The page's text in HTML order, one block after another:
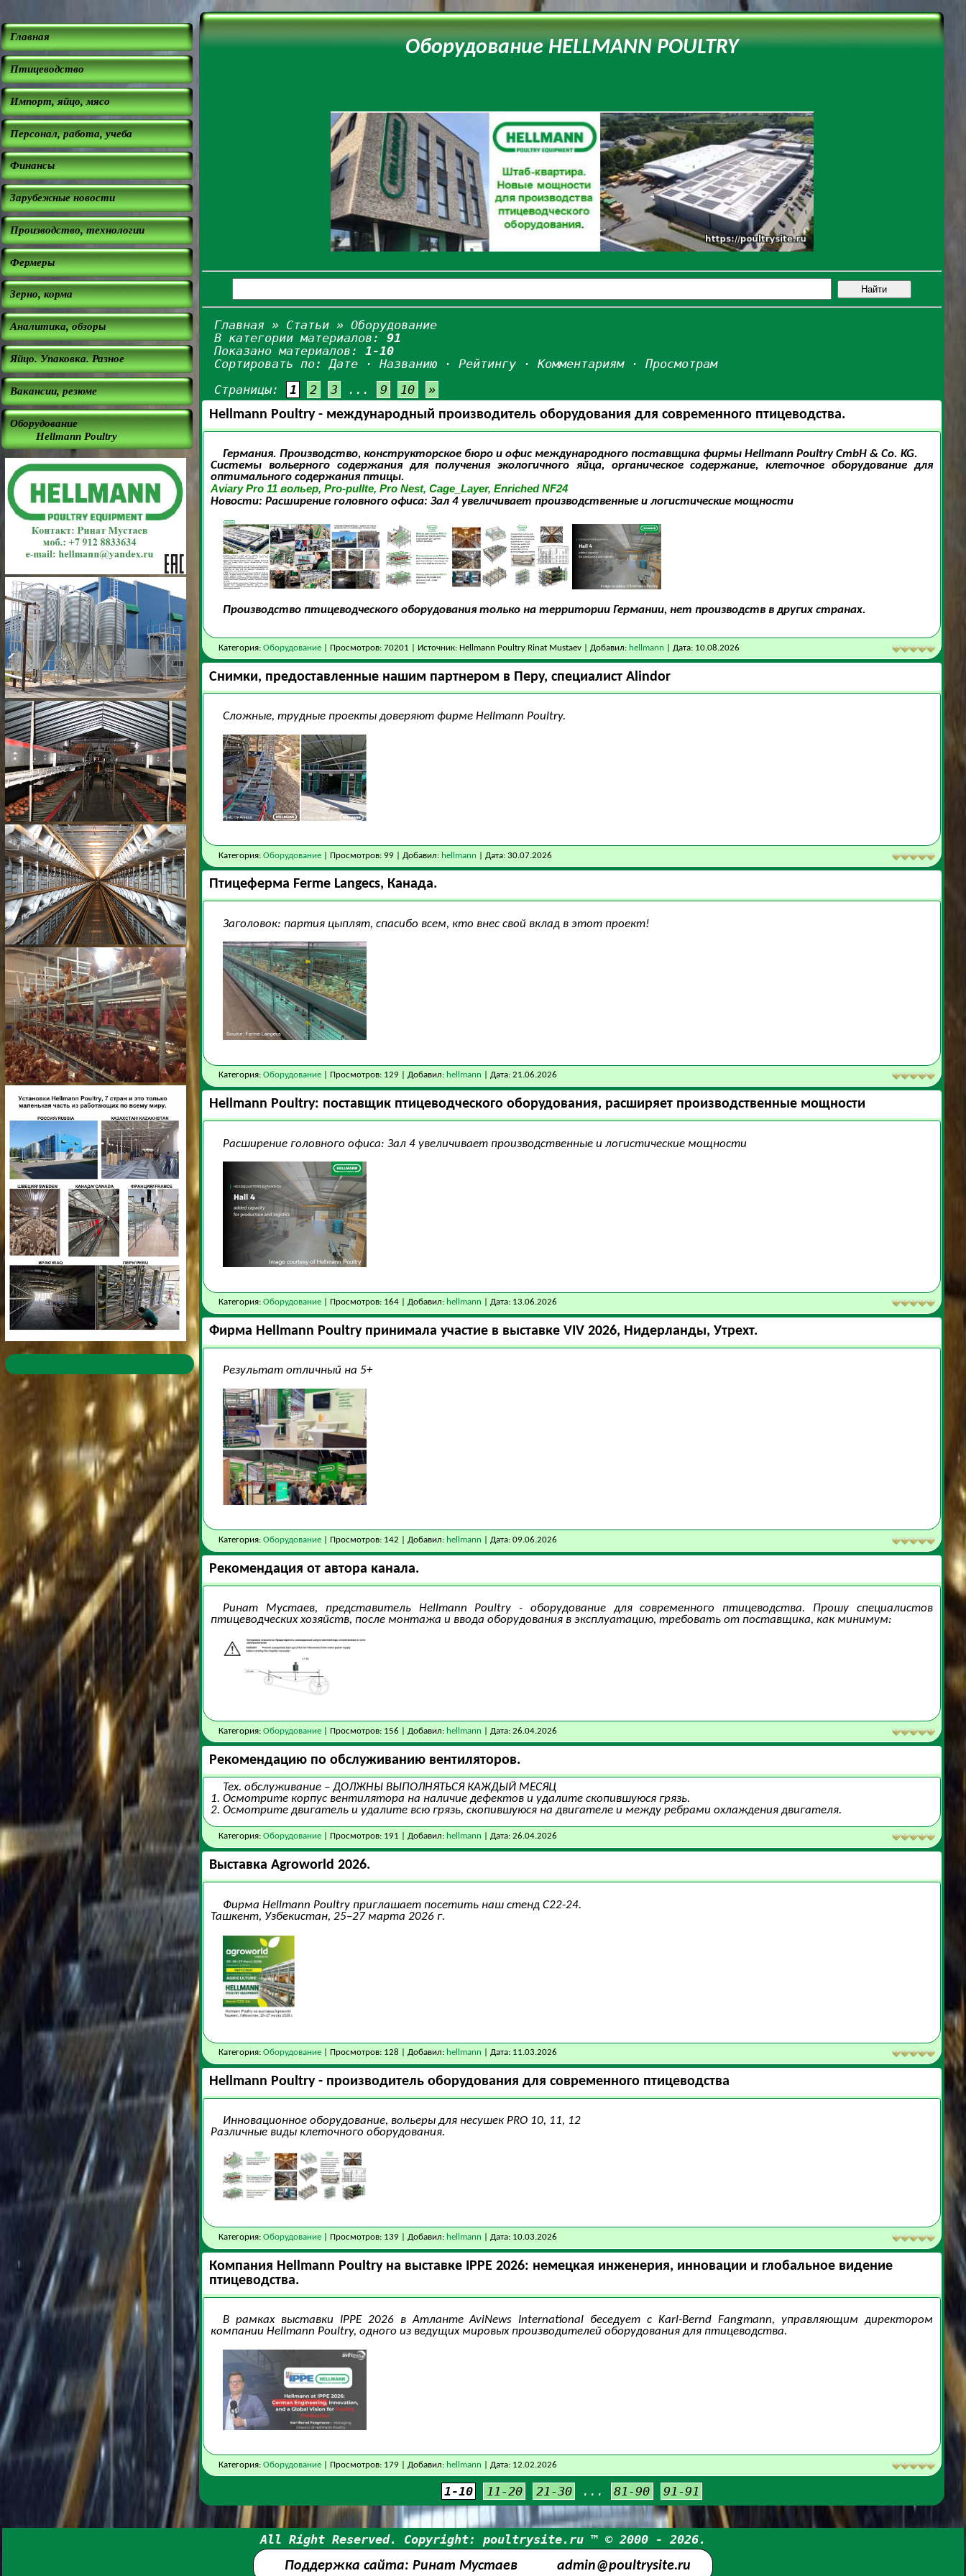
Главная
Птицеводство
Импорт, яйцо, мясо
Персонал, работа, учеба
Финансы
Зарубежные новости
Производство, технологии
Фермеры
Зерно, корма
Аналитика, обзоры
Яйцо. Упаковка. Разное
Вакансии, резюме
Оборудование
Hellmann Poultry
Оборудование HELLMANN POULTRY
Главная » Статьи » Оборудование
В категории материалов:91
Показано материалов:1-10
Сортировать по:Дате ·Названию ·Рейтингу ·Комментариям·Просмотрам
Страницы:
1 2 3 ... 9 10
»
Hellmann Poultry - международный производитель оборудования для современного птицеводства.
Германия. Производство, конструкторское бюро и офис международного поставщика фирмы Hellmann Poultry CmbH & Co. KG.
Системы вольерного содержания для получения экологичного яйца, органическое содержание, клеточное оборудование для
оптимального содержания птицы.
Aviary Pro 11вольер, Pro-pullte, Pro Nest, Cage_Layer, Enriched NF24
Новости: Расширение головного офиса: Зал 4 увеличивает производственные и логистические мощности
Производство птицеводческого оборудования только на территории Германии, нет производств в других странах.
Категория: Оборудование| Просмотров: 70201 | Источник: Hellmann Poultry Rinat Mustaev | Добавил: hellmann | Дата: 10.08.2026
Снимки, предоставленные нашим партнером в Перу, специалист Alindor
Сложные, трудные проекты доверяют фирме Hellmann Poultry.
Категория: Оборудование| Просмотров: 99 | Добавил: hellmann | Дата: 30.07.2026
Птицеферма Ferme Langecs, Канада.
Заголовок: партия цыплят, спасибо всем, кто внес свой вклад в этот проект!
Категория: Оборудование| Просмотров: 129 | Добавил: hellmann | Дата: 21.06.2026
Hellmann Poultry: поставщик птицеводческого оборудования, расширяет производственные мощности
Расширение головного офиса: Зал 4 увеличивает производственные и логистические мощности
Категория: Оборудование| Просмотров: 164 | Добавил: hellmann | Дата: 13.06.2026
Фирма Hellmann Poultry принимала участие в выставке VIV 2026, Нидерланды, Утрехт.
Результат отличный на 5+
Категория: Оборудование| Просмотров: 142 | Добавил: hellmann | Дата: 09.06.2026
Рекомендация от автора канала.
Ринат Мустаев, представитель Hellmann Poultry - оборудование для современного птицеводства. Прошу специалистов
птицеводческих хозяйств, после монтажа и ввода оборудования в эксплуатацию, требовать от поставщика, как минимум:
Категория: Оборудование| Просмотров: 156 | Добавил: hellmann | Дата: 26.04.2026
Рекомендацию по обслуживанию вентиляторов.
Тех. обслуживание – ДОЛЖНЫ ВЫПОЛНЯТЬСЯ КАЖДЫЙ МЕСЯЦ
1. Осмотрите корпус вентилятора на наличие дефектов и удалите скопившуюся грязь.
2. Осмотрите двигатель и удалите всю грязь, скопившуюся на двигателе и между ребрами охлаждения двигателя.
Категория: Оборудование| Просмотров: 191 | Добавил: hellmann | Дата: 26.04.2026
Выставка Agroworld 2026.
Фирма Hellmann Poultry приглашает посетить наш стенд С22-24.
Ташкент, Узбекистан, 25–27 марта 2026 г.
Категория: Оборудование| Просмотров: 128 | Добавил: hellmann | Дата: 11.03.2026
Hellmann Poultry - производитель оборудования для современного птицеводства
Инновационное оборудование, вольеры для несушек PRO 10, 11, 12
Различные виды клеточного оборудования.
Категория: Оборудование| Просмотров: 139 | Добавил: hellmann | Дата: 10.03.2026
Компания Hellmann Poultry на выставке IPPE 2026: немецкая инженерия, инновации и глобальное видение
птицеводства.
В рамках выставки IPPE 2026 в Атланте AviNews International беседует с Karl-Bernd Fangmann, управляющим директором
компании Hellmann Poultry, одного из ведущих мировых производителей оборудования для птицеводства.
Категория: Оборудование| Просмотров: 179 | Добавил: hellmann | Дата: 12.02.2026
1-10 11-20 21-30 ... 81-90 91-91
All Right Reserved. Copyright: poultrysite.ru ™ © 2000 - 2026.
Поддержка сайта: Ринат Мустаев
admin@poultrysite.ru